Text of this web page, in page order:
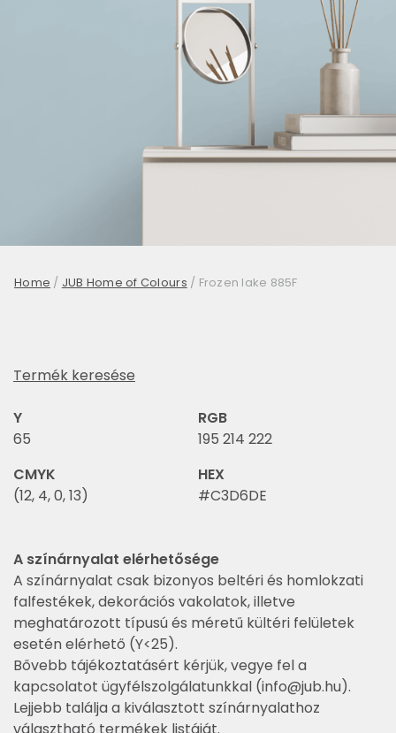
Home / JUB Home of Colours / Frozen lake 885F
Termék keresése
Y
65
RGB
195 214 222
CMYK
(12, 4, 0, 13)
HEX
#C3D6DE
A színárnyalat elérhetősége
A színárnyalat csak bizonyos beltéri és homlokzati
falfestékek, dekorációs vakolatok, illetve
meghatározott típusú és méretű kültéri felületek
esetén elérhető (Y<25).
Bővebb tájékoztatásért kérjük, vegye fel a
kapcsolatot ügyfélszolgálatunkkal (info@jub.hu).
Lejjebb találja a kiválasztott színárnyalathoz